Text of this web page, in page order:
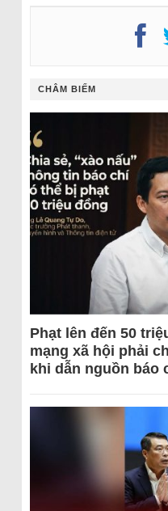
CHÂM BIẾM
Phạt lên đến 50
mạng xã hội phải
khi dẫn nguồn báo